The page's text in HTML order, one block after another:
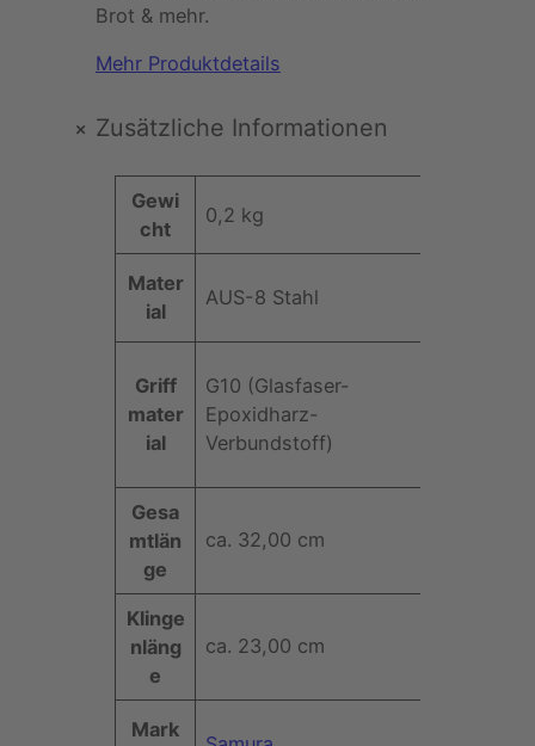
V
B
o
t
Brot & mehr.
Mehr Produktdetails
+Zusätzliche Informationen
A
t
ri
u
e
Gewi
cht
0,2 kg
Mater
ial
AUS-8 Stahl
Griff
mater
ial
G10 (Glasfaser-
Epoxidharz-
Verbundstoff)
Gesa
mtlän
ge
ca. 32,00 cm
Klinge
nläng
e
ca. 23,00 cm
Mark